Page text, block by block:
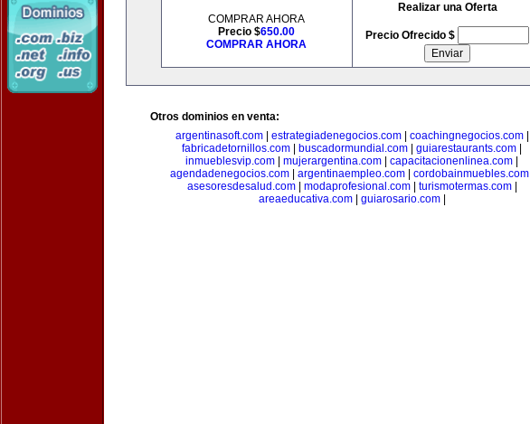
COMPRAR AHORA
Precio $650.00
COMPRAR AHORA
Realizar una Oferta
Precio Ofrecido $
Otros dominios en venta:
argentinasoft.com| estrategiadenegocios.com| coachingnegocios.com|
fabricadetornillos.com
buscadormundial.com guiarestaurants.com
inmueblesvip.com
mujerargentina.com capacitacionenlinea.com
agendadenegocios.com| argentinaempleo.com| cordobainmuebles.com|
asesoresdesalud.com| modaprofesional.com| turismotermas.com|
areaeducativa.com| guiarosario.com|